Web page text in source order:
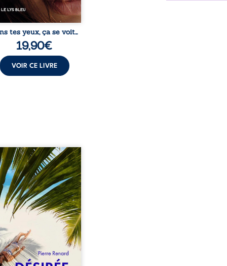
tes yeux, ça se voit…
19,90€
VOIR CE LIVRE
Pierre, jeune retraité,
qu’il est devenu une
femme métissée de
ans. À peine a-t-il
à apprivoiser ce
corps qu’Ange surgit
sa vie et fait vaciller
ses certitudes. Entre
est immédiate,
jusqu’à ce qu’un
familial fasse planer
: et s’ils étaient
demi-frère et ...